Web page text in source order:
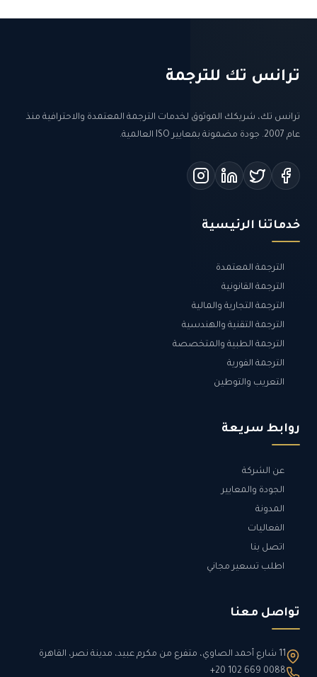
ترانس تك للترجمة
ترانس تك، شريكك الموثوق لخدمات الترجمة المعتمدة والاحترافية منذ
عام 2007. جودة مضمونة بمعايير ISO العالمية.
خدماتنا الرئيسية
الترجمة المعتمدة
الترجمة القانونية
الترجمة التجارية والمالية
الترجمة التقنية والهندسية
الترجمة الطبية والمتخصصة
الترجمة الفورية
التعريب والتوطين
روابط سريعة
عن الشركة
الجودة والمعايير
المدونة
الفعاليات
اتصل بنا
اطلب تسعير مجاني
تواصل معنا
11 شارع أحمد الصاوي، متفرع من مكرم عبيد، مدينة نصر، القاهرة
+20 102 669 0088